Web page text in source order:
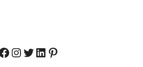
Instagram
Twitter
LinkedIn
Pinterest